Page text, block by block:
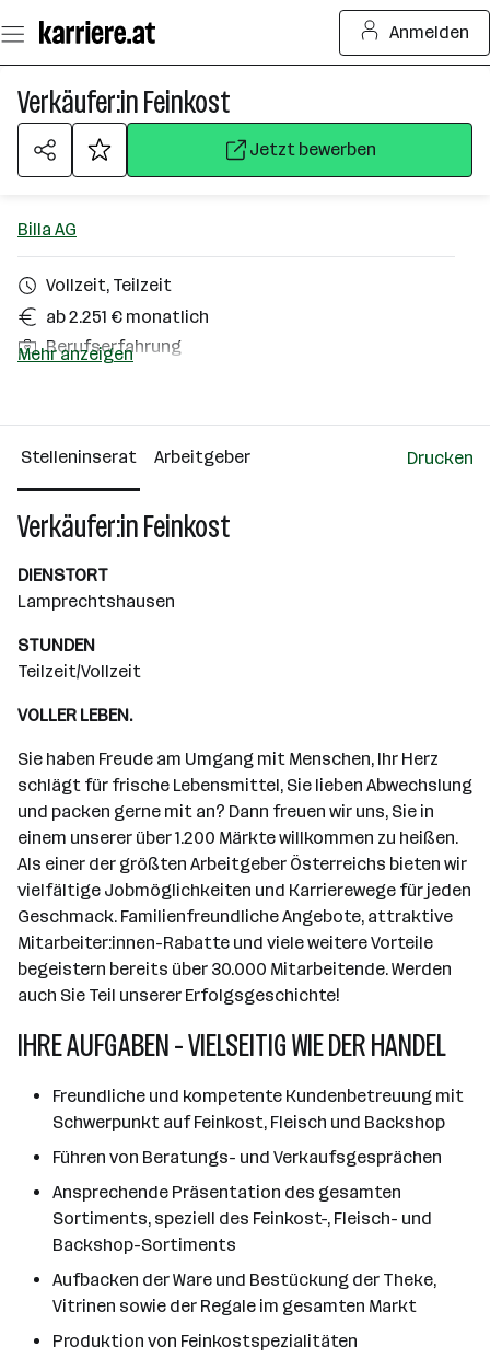
Seiteninhalt
springen
Anmelden
Verkäufer:in Feinkost
Jetzt bewerben
Billa AG
Vollzeit, Teilzeit
ab 2.251 € monatlich
Berufserfahrung
Über das Unternehmen
10000+ Mitarbeiter*innen
Wiener Neudorf
Mehr anzeigen
Stelleninserat Arbeitgeber Drucken
Verkäufer:in Feinkost
DIENSTORT
Lamprechtshausen
STUNDEN
Teilzeit/Vollzeit
VOLLER LEBEN.
Sie haben Freude am Umgang mit Menschen, Ihr Herz
schlägt für frische Lebensmittel, Sie lieben Abwechslung
und packen gerne mit an? Dann freuen wir uns, Sie in
einem unserer über 1.200 Märkte willkommen zu heißen.
Als einer der größten Arbeitgeber Österreichs bieten wir
vielfältige Jobmöglichkeiten und Karrierewege für jeden
Geschmack. Familienfreundliche Angebote, attraktive
Mitarbeiter:innen-Rabatte und viele weitere Vorteile
begeistern bereits über 30.000 Mitarbeitende. Werden
auch Sie Teil unserer Erfolgsgeschichte!
IHRE AUFGABEN - VIELSEITIG WIE DER HANDEL
Freundliche und kompetente Kundenbetreuung mit
Schwerpunkt auf Feinkost, Fleisch und Backshop
Führen von Beratungs- und Verkaufsgesprächen
Ansprechende Präsentation des gesamten
Sortiments, speziell des Feinkost-, Fleisch- und
Backshop-Sortiments
Aufbacken der Ware und Bestückung der Theke,
Vitrinen sowie der Regale im gesamten Markt
Produktion von Feinkostspezialitäten